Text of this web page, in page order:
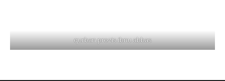
qurban prozis ibnu abbas